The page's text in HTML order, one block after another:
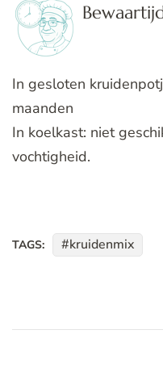
In gesloten
maanden
In koelkast: niet
vochtigheid.
TAGS: kruidenmix